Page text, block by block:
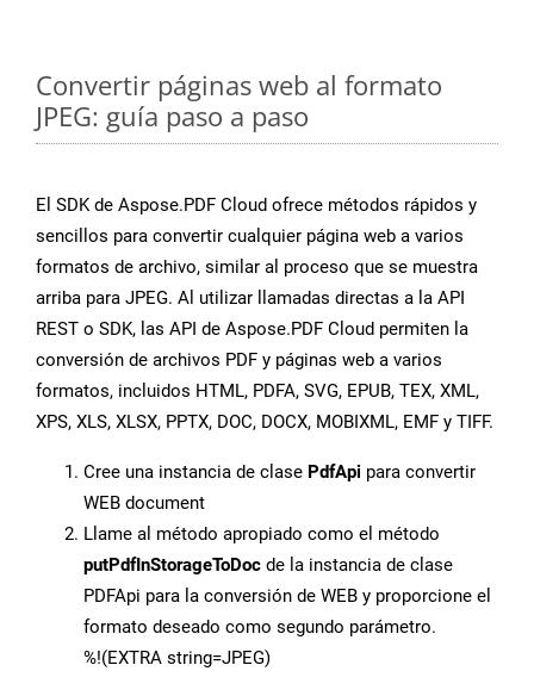
Convertir páginas web al formato
JPEG: guía paso a paso
El SDK de Aspose.PDF Cloud ofrece métodos rápidos y
sencillos para convertir cualquier página web a varios
formatos de archivo, similar al proceso que se muestra
arriba para JPEG. Al utilizar llamadas directas a la API
REST o SDK, las API de Aspose.PDF Cloud permiten la
conversión de archivos PDF y páginas web a varios
formatos, incluidos HTML, PDFA, SVG, EPUB, TEX, XML,
XPS, XLS, XLSX, PPTX, DOC, DOCX, MOBIXML, EMF y TIFF.
Cree una instancia de clase PdfApi para convertir
WEB document
Llame al método apropiado como el método
putPdfInStorageToDoc de la instancia de clase
PDFApi para la conversión de WEB y proporcione el
formato deseado como segundo parámetro.
%!(EXTRA string=JPEG)